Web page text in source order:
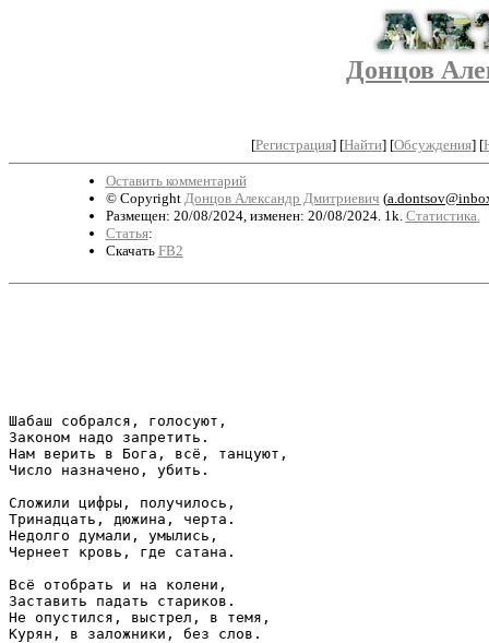
Донцов
[Регистрация] [Найти] [Обсуждения] [
Оставить комментарий
© Copyright Донцов Александр Дмитриевич (
Размещен: 20/08/2024, изменен: 20/08/2024. 1k. Статистика.
Статья:
Скачать FB2
Шабаш собрался, голосуют,
Законом надо запретить.
Нам верить в Бога, всё, танцуют,
Число назначено, убить.
Сложили цифры, получилось,
Тринадцать, дюжина, черта.
Недолго думали, умылись,
Чернеет кровь, где сатана.
Всё отобрать и на колени,
Заставить падать стариков.
Не опустился, выстрел, в темя,
Курян, в заложники, без слов.